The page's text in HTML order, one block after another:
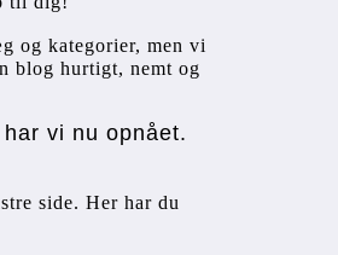
og kategorier, men vi
blog hurtigt, nemt og
vi nu opnået.
side. Her har du